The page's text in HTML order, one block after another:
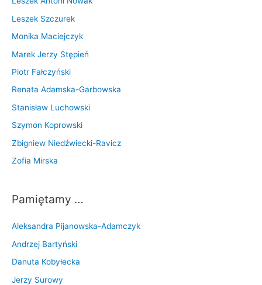
Leszek Szczurek
Monika Maciejczyk
Marek Jerzy Stępień
Piotr Fałczyński
Renata Adamska-Garbowska
Stanisław Luchowski
Szymon Koprowski
Zbigniew Niedźwiecki-Ravicz
Zofia Mirska
Pamiętamy …
Aleksandra Pijanowska-Adamczyk
Andrzej Bartyński
Danuta Kobyłecka
Jerzy Surowy